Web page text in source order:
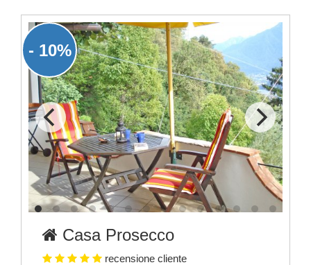
- 10%
Casa Prosecco
recensione cliente